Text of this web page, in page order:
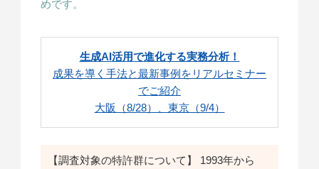
めです。
生成AI活用で進化する実務分析！
成果を導く手法と最新事例をリアルセミナー
でご紹介
大阪（8/28）、東京（9/4）
【調査対象の特許群について】 1993年から